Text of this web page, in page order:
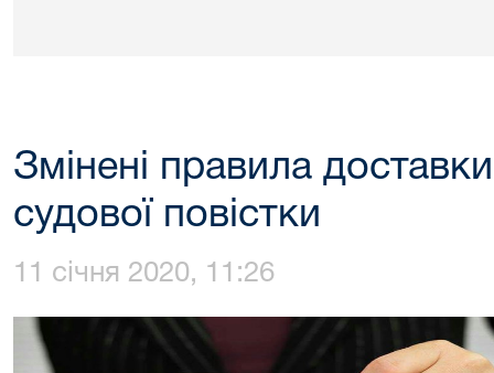
Змінені правила
судової повістки
11 січня 2020, 11:26